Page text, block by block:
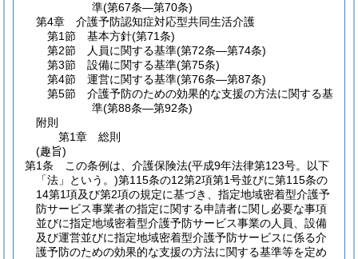
準(第67条―第70条)
第4章
介護予防認知症対応型共同生活介護
第1節
基本方針(第71条)
第2節
人員に関する基準(第72条―第74条)
第3節
設備に関する基準(第75条)
第4節
運営に関する基準(第76条―第87条)
第5節
介護予防のための効果的な支援の方法に関する基
準(第88条―第92条)
附則
第1章
総則
(趣旨)
第1条
この条例は、介護保険法(平成9年法律第123号。以下
「法」という。)第115条の12第2項第1号並びに第115条の
14第1項及び第2項の規定に基づき、指定地域密着型介護予
防サービス事業者の指定に関する申請者に関し必要な事項
並びに指定地域密着型介護予防サービス事業の人員、設備
及び運営並びに指定地域密着型介護予防サービスに係る介
護予防のための効果的な支援の方法に関する基準等を定め